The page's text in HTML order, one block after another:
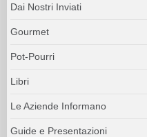
Dai Nostri Inviati
Gourmet
Pot-Pourri
Libri
Le Aziende Informano
Guide e Presentazioni